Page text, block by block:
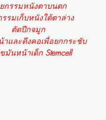
กรรมหนังตาบนตก
รมเก็บหนังใต้ตาล่าง
ตัดปีกจมูก
าและดึงคอเพื่อยกกระชับ
มันหน้าเด็ก Stemcell